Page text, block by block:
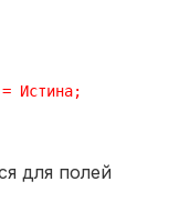
= Истина;
для полей